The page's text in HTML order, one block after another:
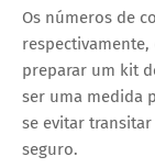
Os números de
preparar um kit
ser uma medida
se evitar
seguro.